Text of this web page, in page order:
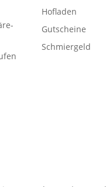
Hofladen
Gutscheine
Schmiergeld